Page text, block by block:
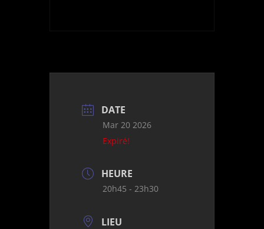
DATE
Mar 20 2026
Expiré!
HEURE
20h45 - 23h30
LIEU